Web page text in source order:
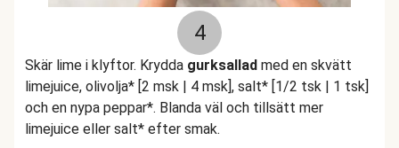
4
Skär lime i klyftor. Krydda gurksallad med en skvätt
limejuice, olivolja* [2 msk | 4 msk], salt* [1/2 tsk | 1 tsk]
och en nypa peppar*. Blanda väl och tillsätt mer
limejuice eller salt* efter smak.